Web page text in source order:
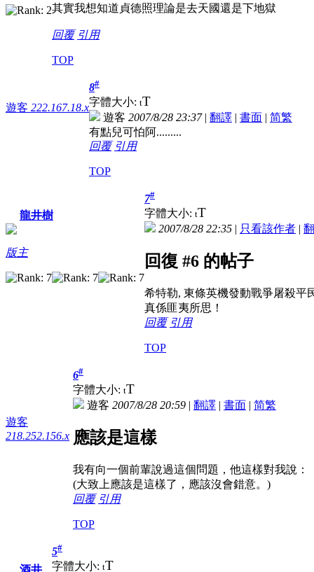
其實我想知道貞德照理論是去天國還是下地獄
回覆 引用
TOP
遊客 222.167.18.x
8#
字體大小: tT
遊客 2007/8/28 23:37| 翻譯 | 書面 | 简繁
有點兒可怕阿.........
回覆 引用
TOP
龍井樹
版主
7#
字體大小: tT
2007/8/28 22:35 | 只看該作者 |
回復 #6 的帖子
希特勒, 東條英機發動戰爭屠殺平
真係匪夷所思！
回覆 引用
TOP
遊客
218.252.156.x
6#
字體大小: tT
遊客 2007/8/28 20:59 | 翻譯 | 書面 | 简繁
應該是這樣
我有向一個前輩說過這個問題，他這樣對我說
(大致上應該是這樣了，應該沒會錯意。)
回覆 引用
TOP
5#
字體大小: tT